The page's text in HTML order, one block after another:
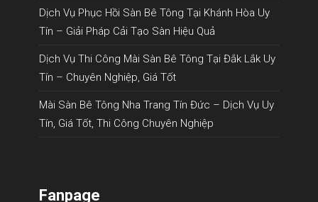
Dịch Vụ Phục Hồi Sàn Bê Tông Tại Khánh Hòa Uy
Tín – Giải Pháp Cải Tạo Sàn Hiệu Quả
Dịch Vụ Thi Công Mài Sàn Bê Tông Tại Đắk Lắk Uy
Tín – Chuyên Nghiệp, Giá Tốt
Mài Sàn Bê Tông Nha Trang Tín Đức – Dịch Vụ Uy
Tín, Giá Tốt, Thi Công Chuyên Nghiệp
Fanpage